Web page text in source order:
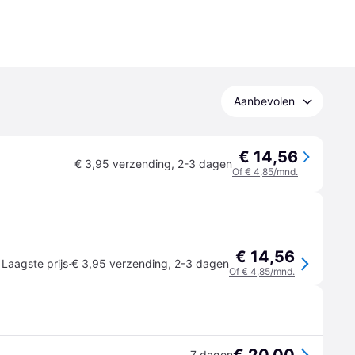
Aanbevolen
€ 3,95 verzending, 2-3 dagen € 14,56
Of € 4,85/mnd.
Laagste prijs·€ 3,95 verzending, 2-3 dagen € 14,56
Of € 4,85/mnd.